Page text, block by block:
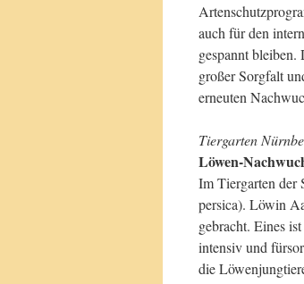
auch für den
gespannt
großer Sorgfalt
erneuten
Tiergarten
Löwen-
Im Tiergarten der
persica). Löwin
gebracht. Eines
intensiv und
die